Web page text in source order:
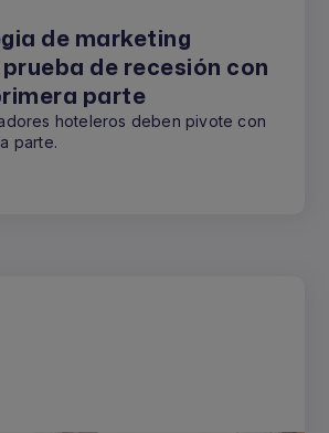
de marketing
de recesión con
parte
hoteleros deben pivote con
parte.